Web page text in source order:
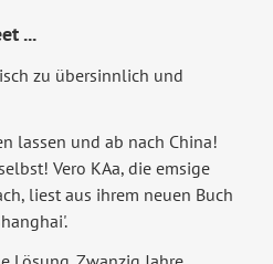
...
zu übersinnlich und
lassen und ab nach China!
Vero KAa, die emsige
liest aus ihrem neuen Buch